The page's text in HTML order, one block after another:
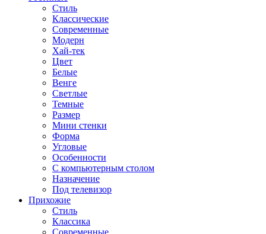
Стиль
Классические
Современные
Модерн
Хай-тек
Цвет
Белые
Венге
Светлые
Темные
Размер
Мини стенки
Форма
Угловые
Особенности
С компьютерным столом
Назначение
Под телевизор
Прихожие
Стиль
Классика
Современные